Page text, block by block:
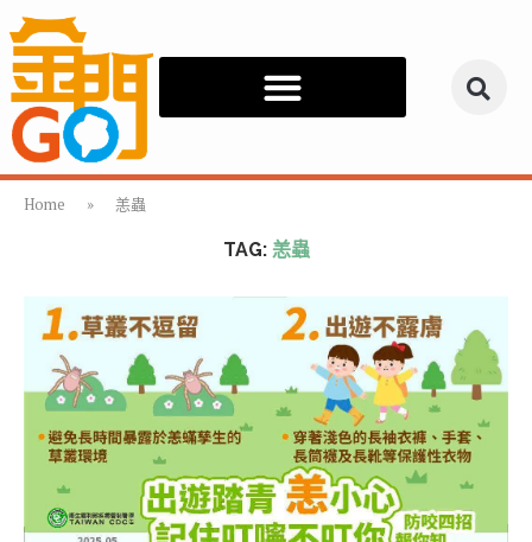
Home » 恙蟲
TAG: 恙蟲